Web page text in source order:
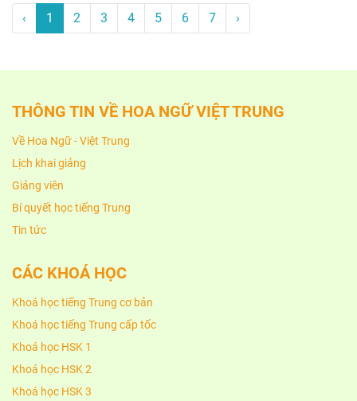
‹ 1 2 3 4 5 6 7 ›
THÔNG TIN VỀ HOA NGỮ VIỆT TRUNG
Về Hoa Ngữ - Việt Trung
Lịch khai giảng
Giảng viên
Bí quyết học tiếng Trung
Tin tức
CÁC KHOÁ HỌC
Khoá học tiếng Trung cơ bản
Khoá học tiếng Trung cấp tốc
Khoá học HSK 1
Khoá học HSK 2
Khoá học HSK 3